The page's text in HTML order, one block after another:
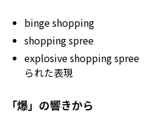
binge shopping
shopping spree
explosiveshopping spree
られた表現
「爆」の響きから